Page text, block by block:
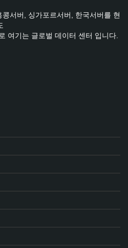
서버, 싱가포르서버, 한국서버를 현
여기는 글로벌 데이터 센터 입니다.